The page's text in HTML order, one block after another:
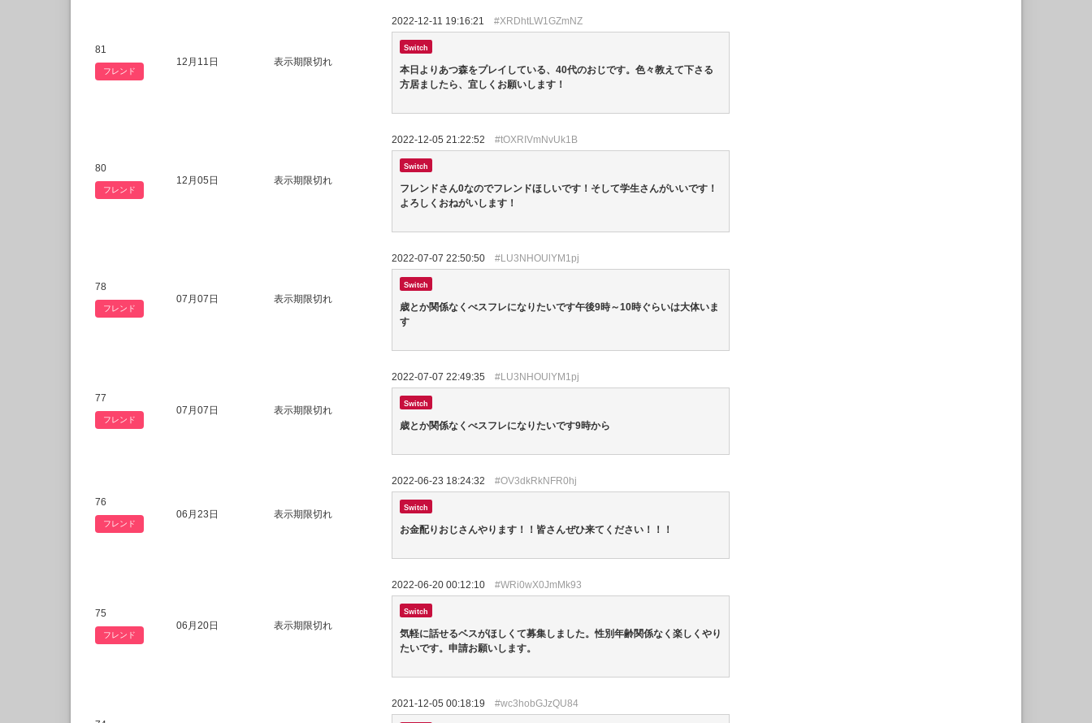
81
フレンド
12月11日 表示期限切れ
2022-12-11 19:16:21 #XRDhtLW1GZmNZ
Switch
本日よりあつ森をプレイしている、40代のおじです。色々教えて下さる
方居ましたら、宜しくお願いします！
80
フレンド
12月05日 表示期限切れ
2022-12-05 21:22:52 #tOXRIVmNvUk1B
Switch
フレンドさん0なのでフレンドほしいです！そして学生さんがいいです！
よろしくおねがいします！
78
フレンド
07月07日 表示期限切れ
2022-07-07 22:50:50 #LU3NHOUlYM1pj
Switch
歳とか関係なくべスフレになりたいです午後9時～10時ぐらいは大体いま
す
77
フレンド
07月07日 表示期限切れ
2022-07-07 22:49:35 #LU3NHOUlYM1pj
Switch
歳とか関係なくべスフレになりたいです9時から
76
フレンド
06月23日 表示期限切れ
2022-06-23 18:24:32 #OV3dkRkNFR0hj
Switch
お金配りおじさんやります！！皆さんぜひ来てください！！！
75
フレンド
06月20日 表示期限切れ
2022-06-20 00:12:10 #WRi0wX0JmMk93
Switch
気軽に話せるベスがほしくて募集しました。性別年齢関係なく楽しくやり
たいです。申請お願いします。
2021-12-05 00:18:19 #wc3hobGJzQU84